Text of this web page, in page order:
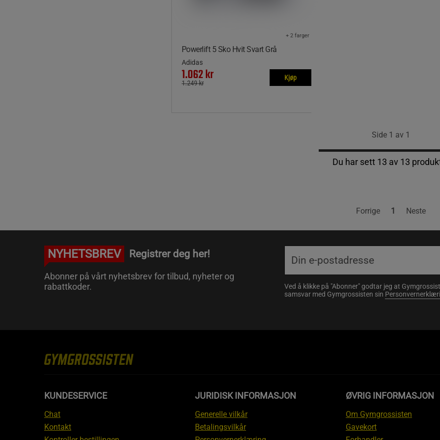
Powerlift 5 Sko Hvit Svart Grå
+ 2 farger
Adidas
1.062 kr
1.249 kr
Kjøp
Side 1 av 1
Du har sett 13 av 13
Forrige 1 Neste
NYHETSBREV Registrer deg her!
Abonner på vårt nyhetsbrev for tilbud, nyheter og
rabattkoder.
Ved å klikke på "Abonner" godtar jeg at
samsvar med Gymgrossisten sin
KUNDESERVICE
Chat
Kontakt
JURIDISK INFORMASJON
Generelle vilkår
Betalingsvilkår
ØVRIG INFORMASJON
Om Gymgrossisten
Gavekort